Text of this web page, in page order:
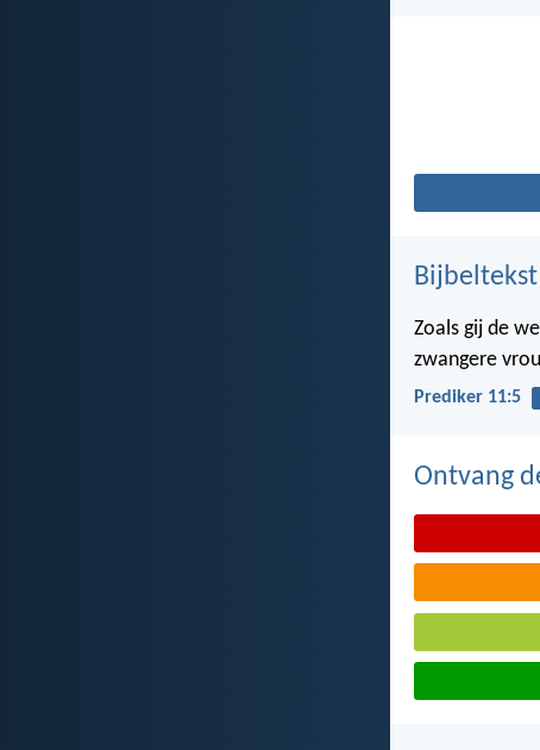
Zoals gij de
zwangere
Prediker 11:5
Ontvang